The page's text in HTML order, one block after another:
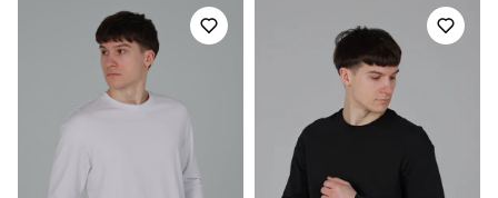
повсякденний
Склад тканини 95% бавовна, 5% еластан